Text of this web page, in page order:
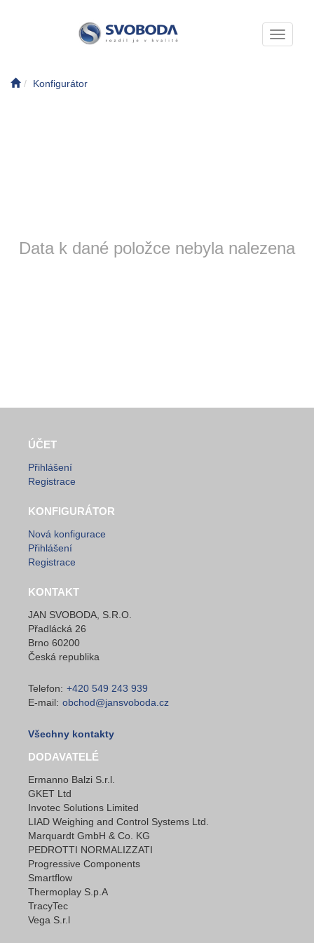
Toggle
Konfigurátor
Data k dané položce nebyla nalezena
ÚČET
Přihlášení
Registrace
KONFIGURÁTOR
Nová konfigurace
Přihlášení
Registrace
KONTAKT
JAN SVOBODA, S.R.O.
Přadlácká 26
Brno 60200
Česká republika
Telefon: +420 549 243 939
E-mail: obchod@jansvoboda.cz
Všechny kontakty
DODAVATELÉ
Ermanno Balzi S.r.l.
GKET Ltd
Invotec Solutions Limited
LIAD Weighing and Control Systems Ltd.
Marquardt GmbH & Co. KG
PEDROTTI NORMALIZZATI
Progressive Components
Smartflow
Thermoplay S.p.A
TracyTec
Vega S.r.l